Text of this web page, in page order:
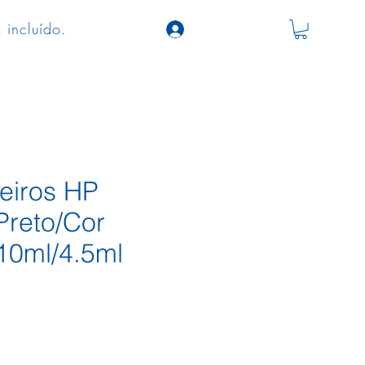
incluído.
HP
Cor
4.5ml